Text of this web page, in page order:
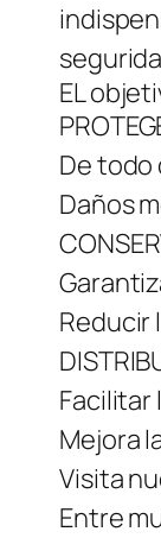
EL
De todo
Daños
Reducir
Facilitar
Mejora
Visita
Entre